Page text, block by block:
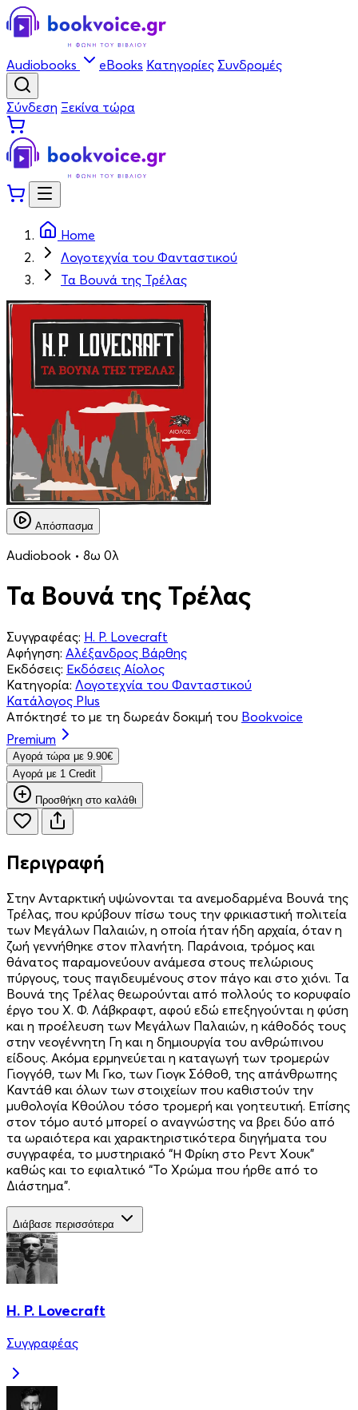
Audiobooks eBooks Κατηγορίες Συνδρομές
Σύνδεση Ξεκίνα τώρα
Home
Λογοτεχνία του Φανταστικού
Τα Βουνά της Τρέλας
Απόσπασμα
Audiobook • 8ω 0λ
Τα Βουνά της Τρέλας
Συγγραφέας: H. P. Lovecraft
Αφήγηση: Αλέξανδρος Βάρθης
Εκδόσεις: Εκδόσεις Αίολος
Κατηγορία: Λογοτεχνία του Φανταστικού
Κατάλογος Plus
Απόκτησέ το με τη δωρεάν δοκιμή του Bookvoice
Premium
Aγορά τώρα με 9.90€
Aγορά με 1 Credit
Προσθήκη στο καλάθι
Περιγραφή
Στην Ανταρκτική υψώνονται τα ανεμοδαρμένα Βουνά της
Τρέλας, που κρύβουν πίσω τους την φρικιαστική πολιτεία
των Μεγάλων Παλαιών, η οποία ήταν ήδη αρχαία, όταν η
ζωή γεννήθηκε στον πλανήτη. Παράνοια, τρόμος και
θάνατος παραμονεύουν ανάμεσα στους πελώριους
πύργους, τους παγιδευμένους στον πάγο και στο χιόνι. Τα
Βουνά της Τρέλας θεωρούνται από πολλούς το κορυφαίο
έργο του Χ. Φ. Λάβκραφτ, αφού εδώ επεξηγούνται η φύση
και η προέλευση των Μεγάλων Παλαιών, η κάθοδός τους
στην νεογέννητη Γη και η δημιουργία του ανθρώπινου
είδους. Ακόμα ερμηνεύεται η καταγωγή των τρομερών
Γιογγόθ, των Μι Γκο, των Γιογκ Σόθοθ, της απάνθρωπης
Καντάθ και όλων των στοιχείων που καθιστούν την
μυθολογία Κθούλου τόσο τρομερή και γοητευτική. Επίσης
στον τόμο αυτό μπορεί ο αναγνώστης να βρει δύο από
τα ωραιότερα και χαρακτηριστικότερα διηγήματα του
συγγραφέα, το μυστηριακό “Η Φρίκη στο Ρεντ Χουκ”
καθώς και το εφιαλτικό “Το Χρώμα που ήρθε από το
Διάστημα”.
Διάβασε περισσότερα
H. P. Lovecraft
Συγγραφέας